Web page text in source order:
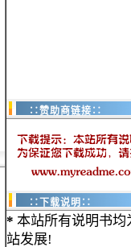
∷赞助商链接∷
∷下载说明∷
* 本站所有说明书均
站发展!